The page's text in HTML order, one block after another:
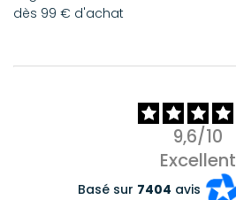
dès 99 € d'achat
9,6/10
Excellent
Basé sur 7404 avis